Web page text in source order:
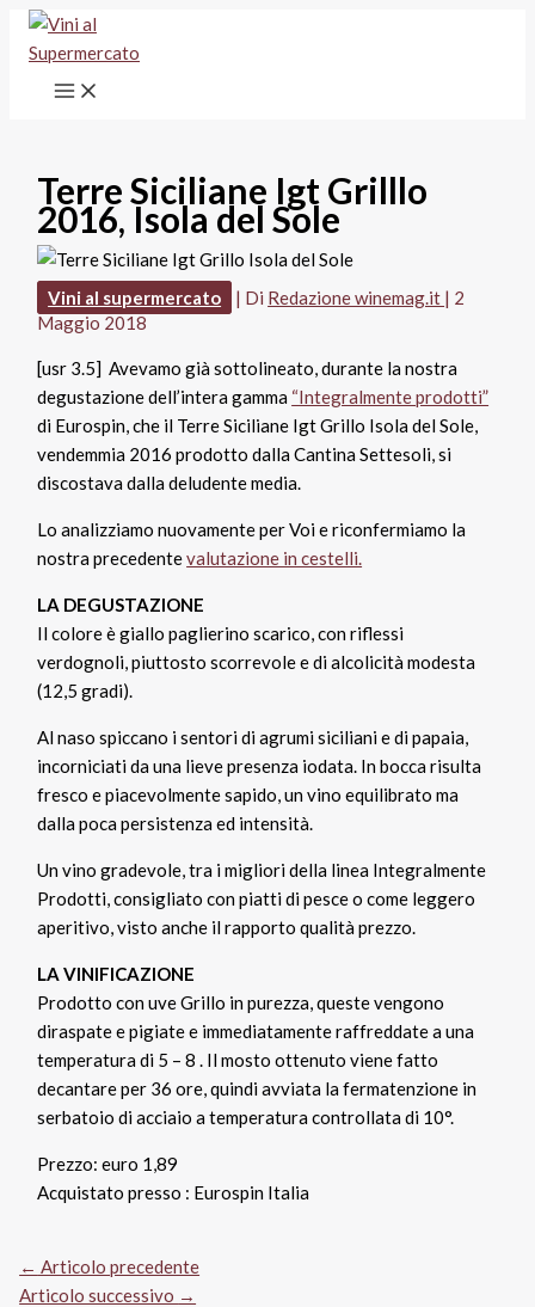
Vai
contenuto
Terre Siciliane Igt Grilllo
2016, Isola del Sole
Vini al supermercato | Di Redazione winemag.it | 2
Maggio 2018
[usr 3.5] Avevamo già sottolineato, durante la nostra
degustazione dell’intera gamma “Integralmente prodotti”
di Eurospin, che il Terre Siciliane Igt Grillo Isola del Sole,
vendemmia 2016 prodotto dalla Cantina Settesoli, si
discostava dalla deludente media.
Lo analizziamo nuovamente per Voi e riconfermiamo la
nostra precedentevalutazione in cestelli.
LA DEGUSTAZIONE
Il colore è giallo paglierino scarico, con riflessi
verdognoli, piuttosto scorrevole e di alcolicità modesta
(12,5 gradi).
Al naso spiccano i sentori di agrumi siciliani e di papaia,
incorniciati da una lieve presenza iodata. In bocca risulta
fresco e piacevolmente sapido, un vino equilibrato ma
dalla poca persistenza ed intensità.
Un vino gradevole, tra i migliori della linea Integralmente
Prodotti, consigliato con piatti di pesce o come leggero
aperitivo, visto anche il rapporto qualità prezzo.
LA VINIFICAZIONE
Prodotto con uve Grillo in purezza, queste vengono
diraspate e pigiate e immediatamente raffreddate a una
temperatura di 5 – 8 . Il mosto ottenuto viene fatto
decantare per 36 ore, quindi avviata la fermatenzione in
serbatoio di acciaio a temperatura controllata di 10°.
Prezzo: euro 1,89
Acquistato presso : Eurospin Italia
← Articolo precedente
Articolo successivo →